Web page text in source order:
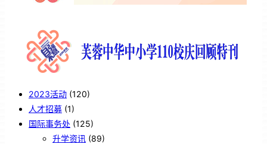
2023活动 (120)
人才招募 (1)
国际事务处 (125)
升学资讯 (89)